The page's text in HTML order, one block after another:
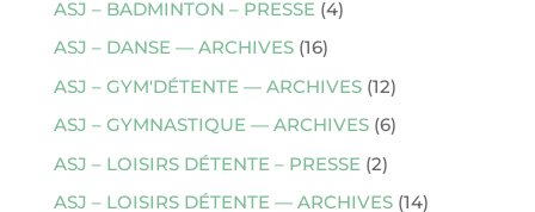
ASJ – BADMINTON – PRESSE(4)
ASJ – DANSE — ARCHIVES(16)
ASJ – GYM'DÉTENTE — ARCHIVES(12)
ASJ – GYMNASTIQUE — ARCHIVES(6)
ASJ – LOISIRS DÉTENTE – PRESSE(2)
ASJ – LOISIRS DÉTENTE — ARCHIVES(14)